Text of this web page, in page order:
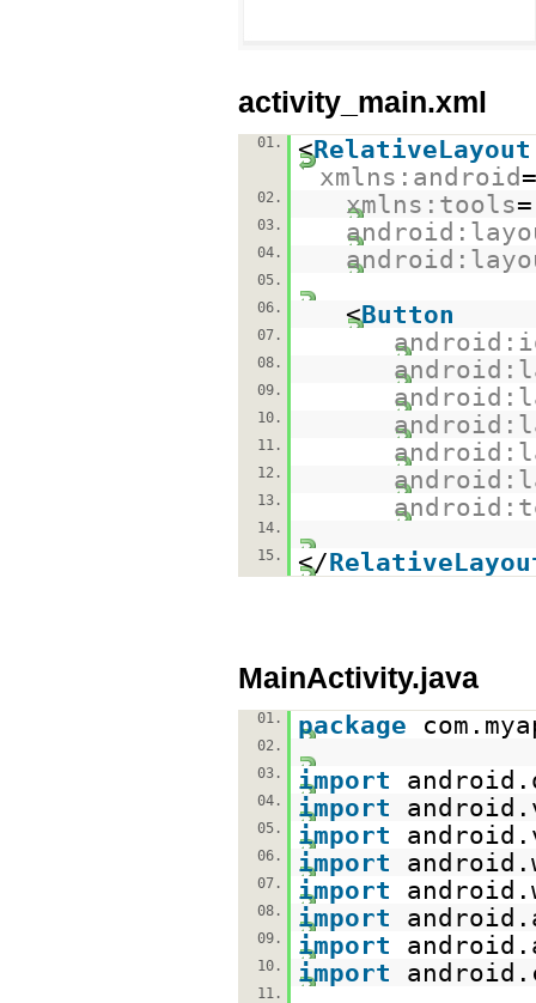
activity_main.xml
01. <RelativeLayout
xmlns:android=
02. xmlns:tools=
03.
04.
05.
06.
<Button
07.
08.
09.
10.
11.
12.
13.
14.
15.
</
MainActivity.java
01. package
02.
03.
import
04. import
05. import
06. import
07. import
08. import
09. import
10. import
11.